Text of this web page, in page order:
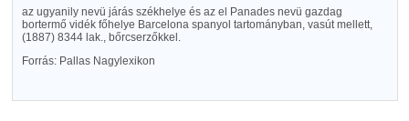
az ugyanily nevü járás székhelye és az el Panades nevü gazdag
bortermő vidék főhelye Barcelona spanyol tartományban, vasút mellett,
(1887) 8344 lak., bőrcserzőkkel.
Forrás: Pallas Nagylexikon